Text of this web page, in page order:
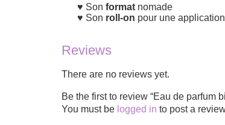
Son format nomade
Son roll-on pour une
Reviews
There are no reviews yet.
Be the first to review “Eau de parfum
You must be logged in to post a